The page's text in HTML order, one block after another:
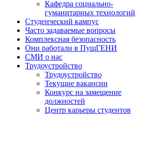
Кафедра социально-
гуманитарных технологий
Студенческий кампус
Часто задаваемые вопросы
Комплексная безопасность
Они работали в ПущГЕНИ
СМИ о нас
Трудоустройство
Трудоустройство
Текущие вакансии
Конкурс на замещение
должностей
Центр карьеры студентов